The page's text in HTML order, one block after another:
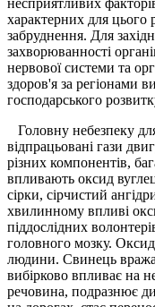
характерних для цього
забруднення. Для
захворюванності
нервової системи та
здоров'я за регіонами
господарського
Головну небезпеку
відпрацьовані гази
різних компонентів,
впливають оксид
сірки, сірчистий
хвилинному впливі
піддослідних
головного мозку.
людини. Свинець
вибірково впливає на
речовина, подразнює